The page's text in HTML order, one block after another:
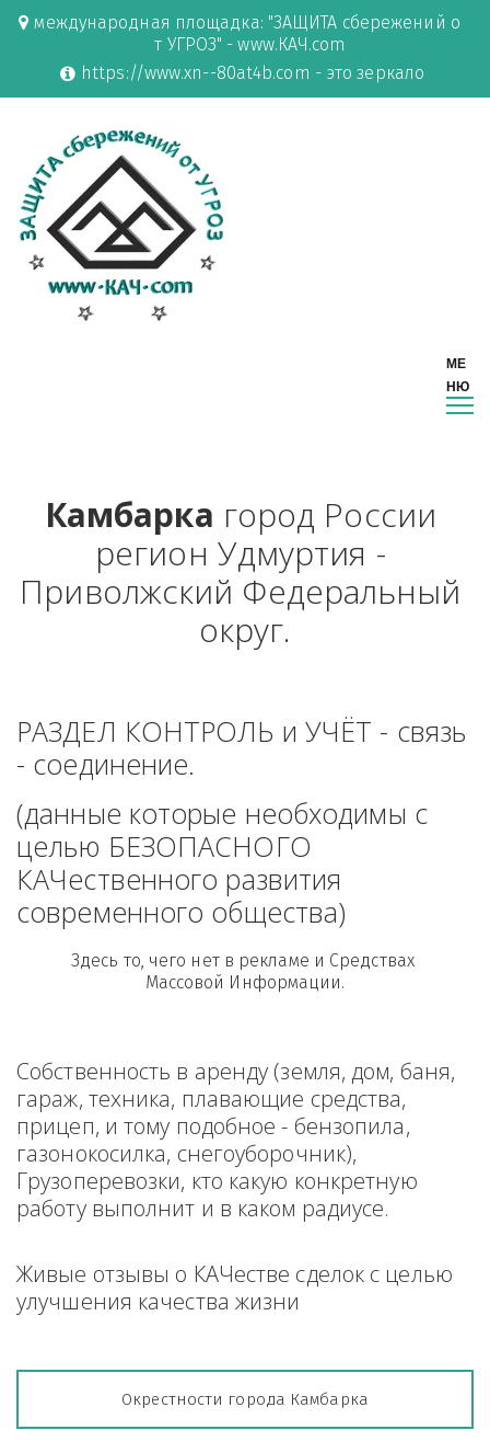
международная площадка: "ЗАЩИТА сбережений о
т УГРОЗ" - www.КАЧ.com
https://www.xn--80at4b.com - это зеркало
Камбарка город России
регион Удмуртия -
Приволжский Федеральный
округ.
РАЗДЕЛ КОНТРОЛЬ и УЧЁТ - связь
- соединение.
(данные которые необходимы с
целью БЕЗОПАСНОГО
КАЧественного развития
современного общества)
Здесь то, чего нет в рекламе и Средствах
Массовой Информации.
Собственность в аренду (земля, дом, баня,
гараж, техника, плавающие средства,
прицеп, и тому подобное - бензопила,
газонокосилка, снегоуборочник),
Грузоперевозки, кто какую конкретную
работу выполнит и в каком радиусе.
Живые отзывы о КАЧестве сделок с целью
улучшения качества жизни
Окрестности города Камбарка